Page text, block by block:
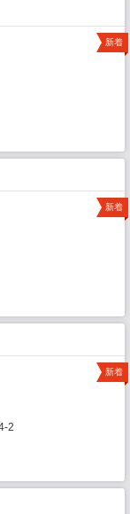
新着
新着
2
新着